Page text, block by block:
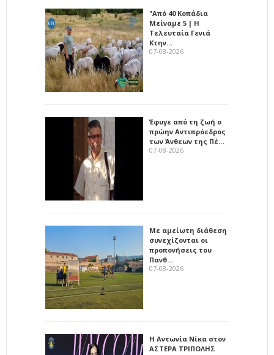
"Από 40 Κοπάδια
Μείναμε 5 | Η
Τελευταία Γενιά
Κτην…
07-08-2026
Έφυγε από τη ζωή ο
πρώην Αντιπρόεδρος
των Άνθεων της Πέ…
07-08-2026
Με αμείωτη διάθεση
συνεχίζονται οι
προπονήσεις του
Πανθ…
07-08-2026
Η Αντωνία Νίκα στον
ΑΣΤΕΡΑ ΤΡΙΠΟΛΗΣ